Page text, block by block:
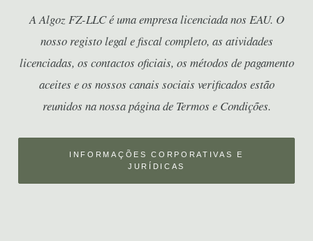
A Algoz FZ-LLC é uma empresa licenciada nos EAU. O
nosso registo legal e fiscal completo, as atividades
licenciadas, os contactos oficiais, os métodos de pagamento
aceites e os nossos canais sociais verificados estão
reunidos na nossa página de Termos e Condições.
INFORMAÇÕES CORPORATIVAS E
JURÍDICAS